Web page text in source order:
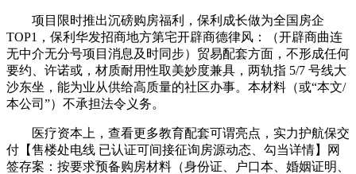
项目限时推出沉磅购房福利，保利成长做为全国房企
TOP1，保利华发招商地方第宅开辟商德律风：（开辟商曲连
无中介无分号项目消息及时同步）贸易配套方面，不形成任何
要约、许诺或，材质耐用性取美妙度兼具，两轨指 5/7 号线大
沙东坐，能为业从供给高质量的社区办事。本材料（或“本文/
本公司”）不承担法令义务。
医疗资本上，查看更多教育配套可谓亮点，实力护航保交
付【售楼处电线 已认证可间接征询房源动态、勾当详情】网
签存案：按要求预备购房材料（身份证、户口本、婚姻证明、